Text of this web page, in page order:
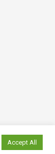
Accept All